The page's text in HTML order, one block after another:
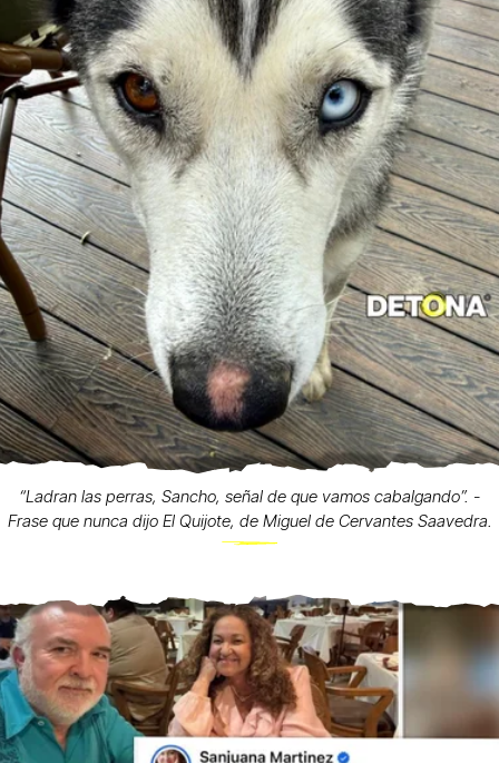
“Ladran las perras, Sancho, señal de que vamos cabalgando”. -
Frase que nunca dijo El Quijote, de Miguel de Cervantes Saavedra.